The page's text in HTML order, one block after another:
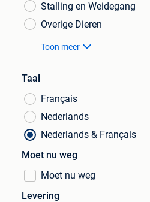
Stalling en Weidegang
Overige Dieren
Toon meer
Taal
Français
Nederlands
Nederlands & Français
Moet nu weg
Moet nu weg
Levering